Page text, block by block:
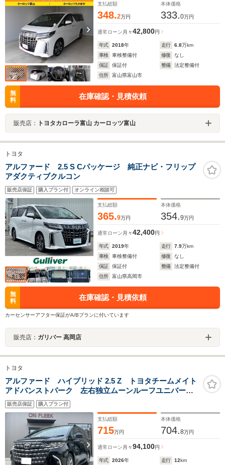
スマートキー
支払総額
348.2万円
本体価格
333.0万円
通常ローン 月々42,800円
年式 2018年 走行 6.8万km
車検
車検整備付 修復
なし
保証
保証付 整備
法定整備付
住所
富山県富山市
無
料
在庫確認・見積依頼
販売店： トヨタカローラ富山 カーロッツ富山
トヨタ
アルファード 2.5 S Cパッケージ 純正ナビ・フリップ
アダクティブクルコン
販売店保証 購入プラン付 オンライン相談可
支払総額
365.9万円
本体価格
354.9万円
通常ローン 月々42,400円
年式 2019年 走行 7.9万km
車検
車検整備付 修復
なし
保証
保証付 整備
法定整備付
住所
富山県高岡市
無
料
在庫確認・見積依頼
カーセンサーアフター保証がA/Bプランに付いています
販売店： ガリバー 高岡店
トヨタ
アルファード ハイブリッド 2.5 Z トヨタチームメイト
アドバンストパーク 左右独立ムーンルーフユニバーサ
ルステップ ヘッドアップディスプレイ 寒冷地仕様
パノラミックビューモニター アドバンストドライブ
販売店保証 購入プラン付
支払総額
715万円
本体価格
704.8万円
通常ローン 月々94,100円
年式 2026年 走行 12km